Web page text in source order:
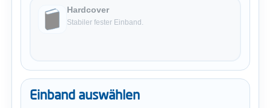
Hardcover
Stabiler fester Einband.
Einband auswählen